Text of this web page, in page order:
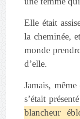
Elle était
la cheminée,
monde
d’elle.
Jamais,
s’était
blancheur